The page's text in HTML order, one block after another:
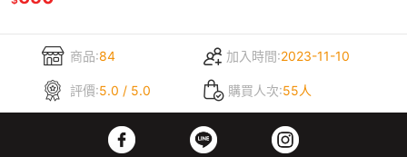
商品:84 加入時間:2023-11-10
評價:5.0 / 5.0 購買人次:55人